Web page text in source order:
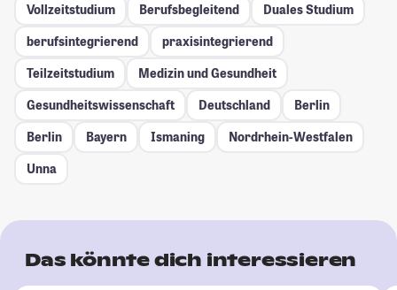
Vollzeitstudium
Berufsbegleitend
Duales Studium
berufsintegrierend
praxisintegrierend
Teilzeitstudium
Medizin und Gesundheit
Gesundheitswissenschaft
Deutschland
Berlin
Berlin
Bayern Ismaning
Nordrhein-Westfalen
Unna
Das könnte dich interessieren